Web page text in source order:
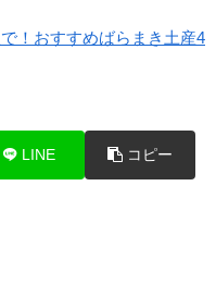
！おすすめばらまき土産4
LINE コピー